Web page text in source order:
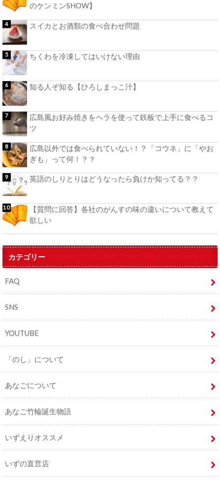
のケンミンSHOW】
スイカとお酒類の食べ合わせ問題
ちくわを冷凍してはいけない理由
知る人ぞ知る【ひろしまっこ汁】
広島風お好み焼きをヘラを使って鉄板で上手に食べるコ
ツ
広島以外では食べられていない！？「コウネ」に「やお
ぎも」って何！？？
英語のしりとりはどうなったら負けか知ってる？？
【質問に回答】各社のがんすの味の違いについて教えて
欲しい
カテゴリー
FAQ
SNS
YOUTUBE
「のし」について
あなごについて
あなご竹輪誕生物語
いずえりオススメ
いずの直営店